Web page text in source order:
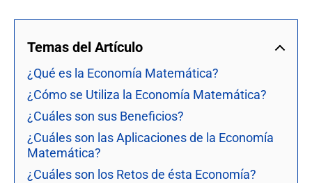
Temas del Artículo
¿Qué es la Economía Matemática?
¿Cómo se Utiliza la Economía Matemática?
¿Cuáles son sus Beneficios?
¿Cuáles son las Aplicaciones de la Economía
Matemática?
¿Cuáles son los Retos de ésta Economía?